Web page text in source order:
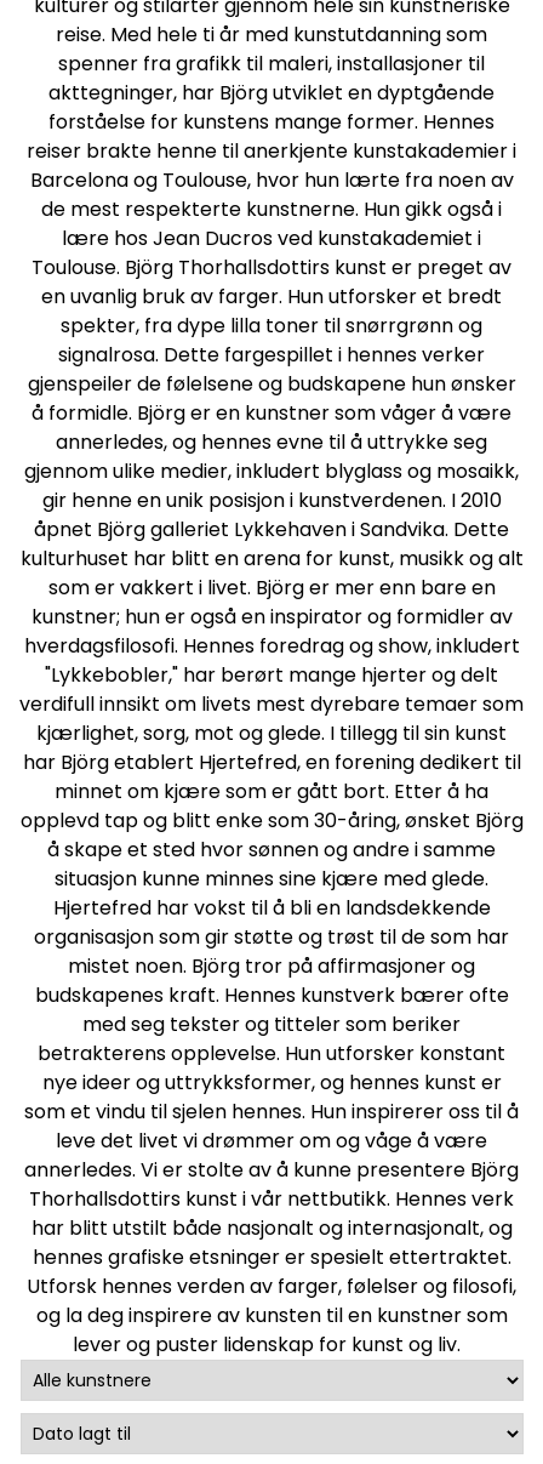
reise. Med hele ti år med kunstutdanning som
spenner fra grafikk til maleri, installasjoner til
akttegninger, har Björg utviklet en dyptgående
forståelse for kunstens mange former. Hennes
reiser brakte henne til anerkjente kunstakademier i
Barcelona og Toulouse, hvor hun lærte fra noen av
de mest respekterte kunstnerne. Hun gikk også i
lære hos Jean Ducros ved kunstakademiet i
Toulouse. Björg Thorhallsdottirs kunst er preget av
en uvanlig bruk av farger. Hun utforsker et bredt
spekter, fra dype lilla toner til snørrgrønn og
signalrosa. Dette fargespillet i hennes verker
gjenspeiler de følelsene og budskapene hun ønsker
å formidle. Björg er en kunstner som våger å være
annerledes, og hennes evne til å uttrykke seg
gjennom ulike medier, inkludert blyglass og mosaikk,
gir henne en unik posisjon i kunstverdenen. I 2010
åpnet Björg galleriet Lykkehaven i Sandvika. Dette
kulturhuset har blitt en arena for kunst, musikk og alt
som er vakkert i livet. Björg er mer enn bare en
kunstner; hun er også en inspirator og formidler av
hverdagsfilosofi. Hennes foredrag og show, inkludert
"Lykkebobler," har berørt mange hjerter og delt
verdifull innsikt om livets mest dyrebare temaer som
kjærlighet, sorg, mot og glede. I tillegg til sin kunst
har Björg etablert Hjertefred, en forening dedikert til
minnet om kjære som er gått bort. Etter å ha
opplevd tap og blitt enke som 30-åring, ønsket Björg
å skape et sted hvor sønnen og andre i samme
situasjon kunne minnes sine kjære med glede.
Hjertefred har vokst til å bli en landsdekkende
organisasjon som gir støtte og trøst til de som har
mistet noen. Björg tror på affirmasjoner og
budskapenes kraft. Hennes kunstverk bærer ofte
med seg tekster og titteler som beriker
betrakterens opplevelse. Hun utforsker konstant
nye ideer og uttrykksformer, og hennes kunst er
som et vindu til sjelen hennes. Hun inspirerer oss til å
leve det livet vi drømmer om og våge å være
annerledes. Vi er stolte av å kunne presentere Björg
Thorhallsdottirs kunst i vår nettbutikk. Hennes verk
har blitt utstilt både nasjonalt og internasjonalt, og
hennes grafiske etsninger er spesielt ettertraktet.
Utforsk hennes verden av farger, følelser og filosofi,
og la deg inspirere av kunsten til en kunstner som
lever og puster lidenskap for kunst og liv.